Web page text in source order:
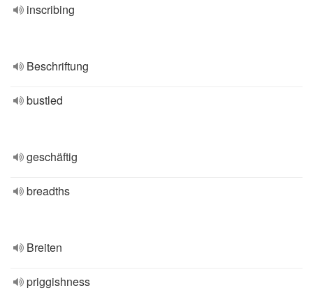
inscribing
Beschriftung
bustled
geschäftig
breadths
Breiten
priggishness